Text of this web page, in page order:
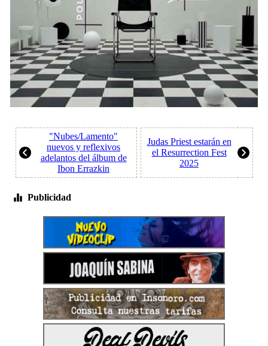
"Nubes/Lamento"
nuevos y reflexivos
adelantos del álbum de
Ibon Errazkin
Judas Priest estarán en
el Resurrection Fest
2025
Publicidad